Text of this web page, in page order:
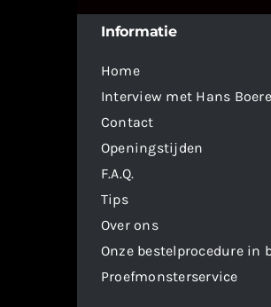
Informatie
Home
Interview met Hans
Contact
Openingstijden
F.A.Q.
Tips
Over ons
Onze bestelprocedure in
Proefmonsterservice